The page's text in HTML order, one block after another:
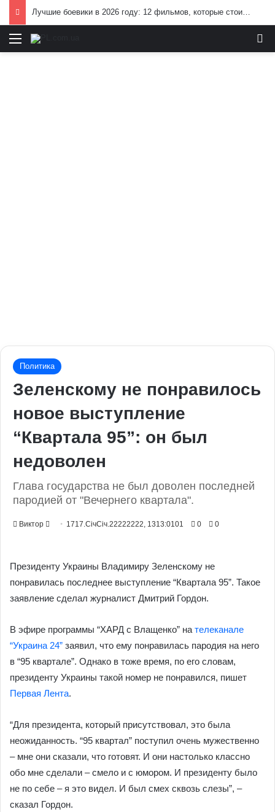
Лучшие боевики в 2026 году: 12 фильмов, которые стоит посмотреть
Меню
Политика
Зеленскому не понравилось
новое выступление
“Квартала 95”: он был
недоволен
Глава государства не был доволен последней
пародией от "Вечернего квартала".
Виктор
Send 1717.СічСіч.22222222, 1313:0101 0 0
Президенту Украины Владимиру Зеленскому не
понравилась последнее выступление “Квартала 95”. Такое
заявление сделал журналист Дмитрий Гордон.
В эфире программы “ХАРД с Влащенко” на телеканале
“Украина 24” заявил, что ему понравилась пародия на него
в “95 квартале”. Однако в тоже время, по его словам,
президенту Украины такой номер не понравился, пишет
Первая Лента.
“Для президента, который присутствовал, это была
неожиданность. “95 квартал” поступил очень мужественно
– мне они сказали, что готовят. И они настолько классно
обо мне сделали – смело и с юмором. И президенту было
не по себе – я это видел. И был смех сквозь слезы”, –
сказал Гордон.